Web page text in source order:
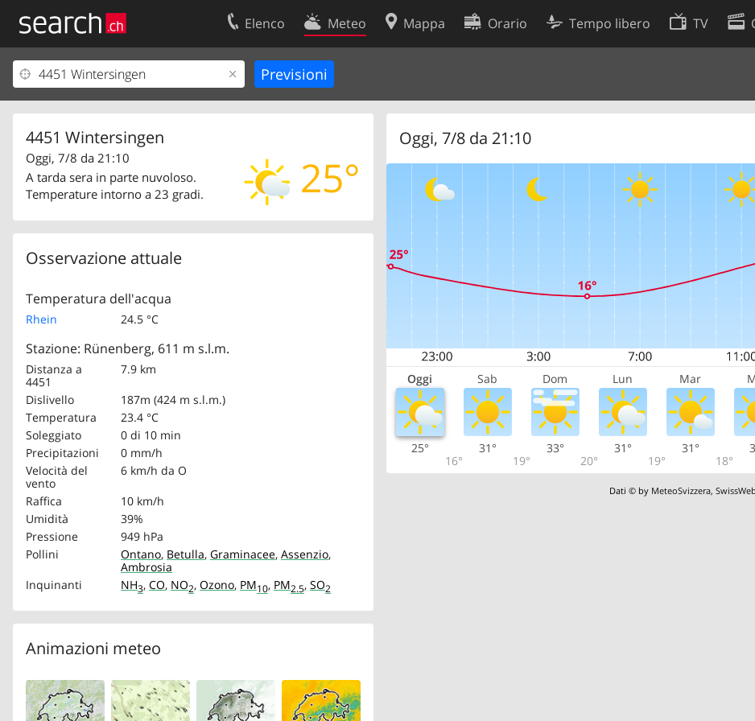
Elenco Meteo Mappa Orario Tempo libero TV
4451 Wintersingen
25°
Oggi, 7/8 da 21:10
A tarda sera in parte nuvoloso.
Temperature intorno a 23 gradi.
Osservazione attuale
Temperatura dell'acqua
Rhein 24.5 °C
Stazione: Rünenberg, 611 m s.l.m.
Distanza a
4451
7.9 km
Dislivello
187m (424 m s.l.m.)
Temperatura
23.4 °C
Soleggiato
0 di 10 min
Precipitazioni
0 mm/h
Velocità del
vento
6 km/h da O
Raffica
10 km/h
Umidità
39%
Pressione
949 hPa
Pollini
Ontano, Betulla, Graminacee, Assenzio,
Ambrosia
Inquinanti
NH3, CO, NO2, Ozono, PM10, PM2.5, SO2
Animazioni meteo
Oggi, 7/8 da 21:10
Oggi Sab Dom Lun Mar
25°
16°
31°
19°
33°
20°
31°
19°
31°
18°
Dati © by MeteoSvizzera,
Il vostro profolio
Area clienti
Contatti
Condizioni d’uso
Preferenze cookie